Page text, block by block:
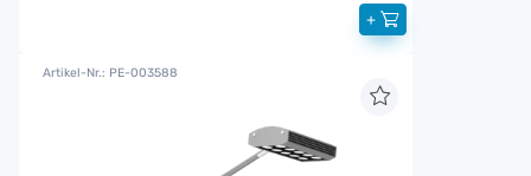
+
Artikel-Nr.: PE-003588